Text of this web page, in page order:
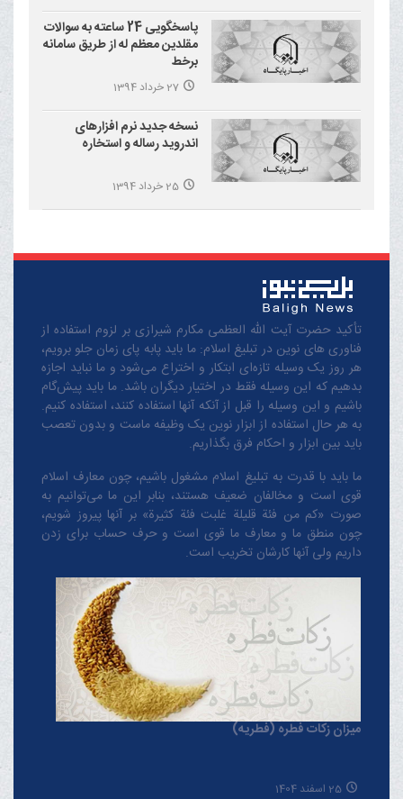
پاسخگویی 24 ساعته به سوالات
مقلدین معظم له از طریق سامانه
برخط
27 خرداد 1394
نسخه جدید نرم افزارهای
اندروید رساله و استخاره
25 خرداد 1394
تأکید حضرت آیت الله العظمی مکارم شیرازی بر لزوم استفاده از
فناوری های نوین در تبلیغ اسلام: ما باید پابه پای زمان جلو برویم،
هر روز یک وسیله تازه‌ای ابتکار و اختراع می‌شود و ما نباید اجازه
بدهیم که این وسیله فقط در اختیار دیگران باشد. ما باید پیش‌گام
باشیم و این وسیله را قبل از آنکه آنها استفاده کنند، استفاده کنیم.
به هر حال استفاده از ابزار نوین یک وظیفه ماست و بدون تعصب
باید بین ابزار و احکام فرق بگذاریم.
ما باید با قدرت به تبلیغ اسلام مشغول باشیم، چون معارف اسلام
قوی است و مخالفان ضعیف هستند، بنابر این ما می‌توانیم به
صورت «کم من فئة قلیلة غلبت فئة کثیرة» بر آنها پیروز شویم،
چون منطق‌ ما و معارف ‌ما قوی است و حرف حساب برای زدن
داریم ولی آنها کارشان تخریب است.
میزان زکات فطره (فطریه)
25 اسفند 1404